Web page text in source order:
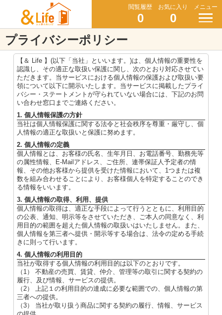
閲覧履歴
0
お気に入り
0
メニュー
プライバシーポリシー
【＆ Life 】(以下「当社」といいます。)は、個人情報の重要性を
認識し、その適正な取扱い保護に関し、次のとおり対応させてい
ただきます。当サービスにおける個人情報の保護および取扱い要
領について以下に開示いたします。当サービスに掲載したプライ
バシー・ステートメントが守られていない場合には、下記のお問
い合わせ窓口までご連絡ください。
1. 個人情報保護の方針
当社は個人情報保護に関する法令と社会秩序を尊重・厳守し、個
人情報の適正な取扱いと保護に努めます。
2. 個人情報の定義
個人情報とは、お客様の氏名、生年月日、お電話番号、勤務先等
の属性情報、E-Mailアドレス、ご住所、連帯保証人予定者の情
報、その他お客様から提供を受けた情報において、1つまたは複
数を組み合わせることにより、お客様個人を特定することのでき
る情報をいいます。
3. 個人情報の取得、利用、提供
個人情報の取得は、適正な手段によって行うとともに、利用目的
の公表、通知、明示等をさせていただき、ご本人の同意なく、利
用目的の範囲を超えた個人情報の取扱いはいたしません。また、
個人情報を第三者へ提供・開示等する場合は、法令の定める手続
きに則って行います。
4. 個人情報の利用目的
当社が取得する個人情報の利用目的は以下のとおりです。
（1） 不動産の売買、賃貸、仲介、管理等の取引に関する契約の
履行、及び情報、サービスの提供。
（2） 上記１の利用目的の達成に必要な範囲での、個人情報の第
三者への提供。
（3） 当社が取り扱う商品に関する契約の履行、情報、サービス